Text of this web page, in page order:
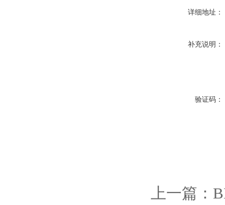
详细地址：
补充说明：
验证码：
上一篇：